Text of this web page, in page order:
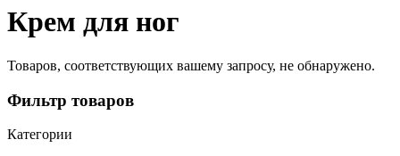
Крем для ног
Товаров, соответствующих вашему запросу, не обнаружено.
Фильтр товаров
Категории